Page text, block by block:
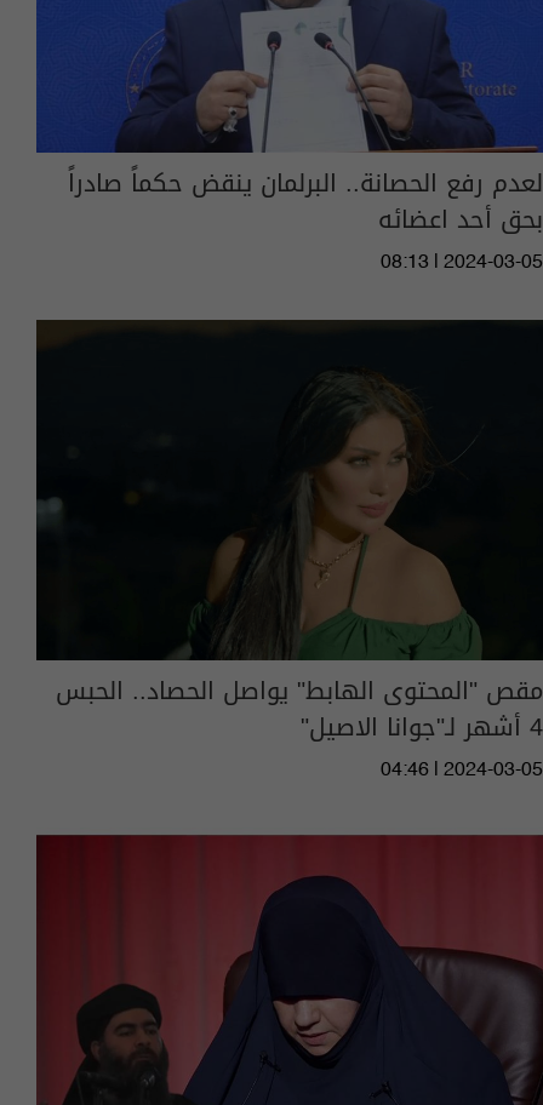
لعدم رفع الحصانة.. البرلمان ينقض حكماً صادراً
بحق أحد اعضائه
08:13 | 2024-03-05
مقص "المحتوى الهابط" يواصل الحصاد.. الحبس
4 أشهر لـ"جوانا الاصيل"
04:46 | 2024-03-05